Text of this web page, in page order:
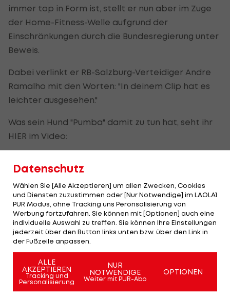
immer top in Form ist, stellt er nun aber im Zuge
der Home-Fitness-Welle aufgrund der
Einschränkungen durch die Bundesregierung unter
Beweis.
Dabei verlinkt er RB-Salzburg-Verteidiger Andre
Ramalho mit den Worten: "In deinem Clip hat es
leichter ausgesehen."
Was sein Hund "Pumba" damit zu tun hat, seht ihr
HIER im Video:
Datenschutz
Wählen Sie [Alle Akzeptieren] um allen Zwecken, Cookies
und Diensten zuzustimmen oder [Nur Notwendige] im LAOLA1
PUR Modus, ohne Tracking uns Peronsalisierung von
Werbung fortzufahren. Sie können mit [Optionen] auch eine
individuelle Auswahl zu treffen. Sie können Ihre Einstellungen
jederzeit über den Button links unten bzw. über den Link in
der Fußzeile anpassen.
ALLE
AKZEPTIEREN
Tracking und
Personalisierung
NUR
NOTWENDIGE
Weiter mit PUR-Abo
OPTIONEN